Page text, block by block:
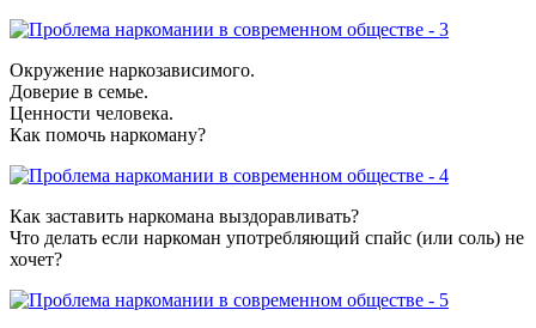
Окружение наркозависимого.
Доверие в семье.
Ценности человека.
Как помочь наркоману?
Как заставить наркомана выздоравливать?
Что делать если наркоман употребляющий спайс (или соль) не
хочет?